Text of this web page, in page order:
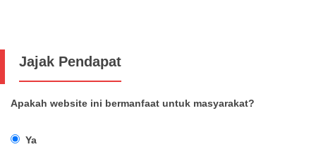
Jajak Pendapat
Apakah website ini bermanfaat untuk masyarakat?
Ya